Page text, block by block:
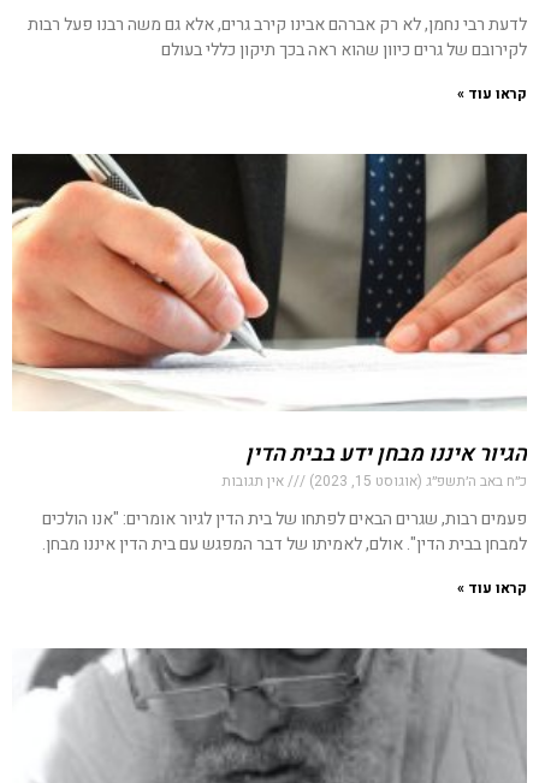
לדעת רבי נחמן, לא רק אברהם אבינו קירב גרים, אלא גם משה רבנו פעל רבות
לקירובם של גרים כיוון שהוא ראה בכך תיקון כללי בעולם
קראו עוד »
הגיור איננו מבחן ידע בבית הדין
כ״ח באב ה׳תשפ״ג (אוגוסט 15, 2023) אין תגובות
פעמים רבות, שגרים הבאים לפתחו של בית הדין לגיור אומרים: "אנו הולכים
למבחן בבית הדין". אולם, לאמיתו של דבר המפגש עם בית הדין איננו מבחן.
קראו עוד »